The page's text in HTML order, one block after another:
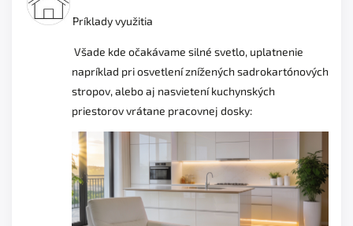
Príklady využitia
Všade kde očakávame silné svetlo, uplatnenie
napríklad pri osvetlení znížených sadrokartónových
stropov, alebo aj nasvietení kuchynských
priestorov vrátane pracovnej dosky: